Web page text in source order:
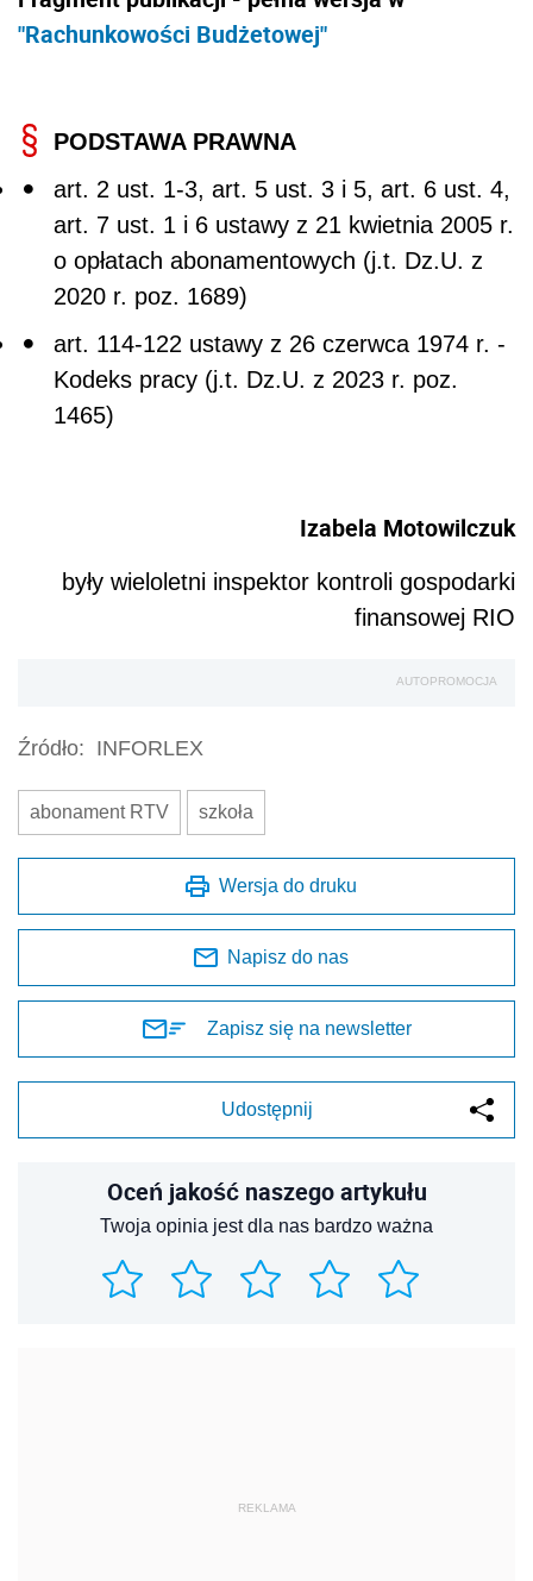
"Rachunkowości Budżetowej"
PODSTAWA PRAWNA
art. 2 ust. 1-3, art. 5 ust. 3 i 5, art. 6 ust. 4,
art. 7 ust. 1 i 6 ustawy z 21 kwietnia 2005 r.
o opłatach abonamentowych (j.t. Dz.U. z
2020 r. poz. 1689)
art. 114-122 ustawy z 26 czerwca 1974 r. -
Kodeks pracy (j.t. Dz.U. z 2023 r. poz.
1465)
Izabela Motowilczuk
były wieloletni inspektor kontroli gospodarki
finansowej RIO
AUTOPROMOCJA
Źródło: INFORLEX
abonament RTV szkoła
Wersja do druku
Napisz do nas
Zapisz się na newsletter
Udostępnij
Oceń jakość naszego artykułu
Twoja opinia jest dla nas bardzo ważna
REKLAMA